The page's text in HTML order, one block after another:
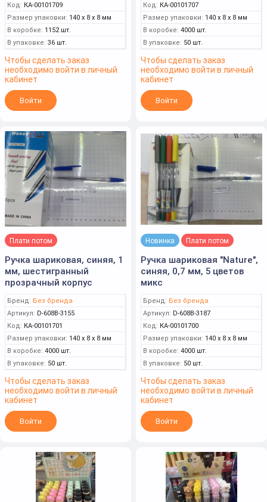
Код: КА-00101709
Размер упаковки: 140 x 8 x 8 мм
В коробке: 1152 шт.
В упаковке: 36 шт.
Чтобы сделать заказ
необходимо войти в личный
кабинет
Войти
Код: КА-00101707
Размер упаковки: 140 x 8 x 8 мм
В коробке: 4000 шт.
В упаковке: 50 шт.
Чтобы сделать заказ
необходимо войти в личный
кабинет
Войти
Плати потом
Ручка шариковая, синяя, 1
мм, шестигранный
прозрачный корпус
Бренд: Без бренда
Артикул: D-608B-3155
Код: КА-00101701
Размер упаковки: 140 x 8 x 8 мм
В коробке: 4000 шт.
В упаковке: 50 шт.
Чтобы сделать заказ
необходимо войти в личный
кабинет
Войти
Новинка Плати потом
Ручка шариковая "Nature",
синяя, 0,7 мм, 5 цветов
микс
Бренд: Без бренда
Артикул: D-608B-3187
Код: КА-00101700
Размер упаковки: 140 x 8 x 8 мм
В коробке: 4000 шт.
В упаковке: 50 шт.
Чтобы сделать заказ
необходимо войти в личный
кабинет
Войти